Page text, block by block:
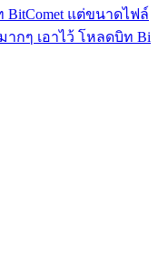
แต่ขนาดไฟล์
ากๆ เอาไว้ โหลดบิท Bi